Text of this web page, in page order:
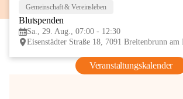
Gemeinschaft & Vereinsleben
Blutspenden
Sa., 29. Aug., 07:00 - 12:30
Veranstaltungskalender